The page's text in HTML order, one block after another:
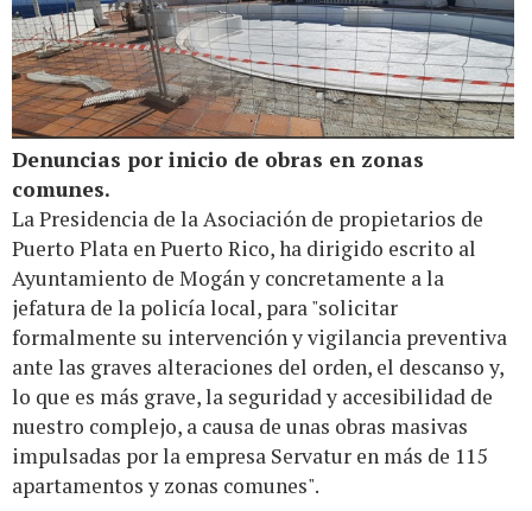
Denuncias por inicio de obras en zonas
comunes.
La Presidencia de la Asociación de propietarios de
Puerto Plata en Puerto Rico, ha dirigido escrito al
Ayuntamiento de Mogán y concretamente a la
jefatura de la policía local, para "solicitar
formalmente su intervención y vigilancia preventiva
ante las graves alteraciones del orden, el descanso y,
lo que es más grave, la seguridad y accesibilidad de
nuestro complejo, a causa de unas obras masivas
impulsadas por la empresa Servatur en más de 115
apartamentos y zonas comunes".